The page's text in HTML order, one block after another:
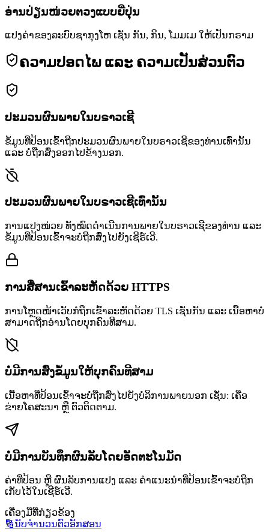
ອ່ານປ່ຽນໜ່ວຍຕວງແບບຍີ່ປຸ່ນ
ແປງຄ່າຂອງລະບົບຊາກຸງໂຫ ເຊັ່ນ ກັນ, ກິນ, ໂມມເມ ໃຫ້ເປັນກຣາມ
ຄວາມປອດໄພ ແລະ ຄວາມເປັນສ່ວນຕົວ
ປະມວນຜົນພາຍໃນບຣາວເຊີ
ຂໍ້ມູນທີ່ປ້ອນເຂົ້າຖືກປະມວນຜົນພາຍໃນບຣາວເຊີຂອງທ່ານເທົ່ານັ້ນ
ແລະ ບໍ່ຖືກສົ່ງອອກໄປຂ້າງນອກ.
ປະມວນຜົນພາຍໃນບຣາວເຊີເທົ່ານັ້ນ
ການແປງໜ່ວຍ ທັງໝົດດຳເນີນການພາຍໃນບຣາວເຊີຂອງທ່ານ ແລະ
ຂໍ້ມູນທີ່ປ້ອນເຂົ້າຈະບໍ່ຖືກສົ່ງໄປຍັງເຊີຣ໌ເວີ.
ການສື່ສານເຂົ້າລະຫັດດ້ວຍ HTTPS
ການໂຫຼດໜ້າເວັບກໍຖືກເຂົ້າລະຫັດດ້ວຍ TLS ເຊັ່ນກັນ ແລະ ເນື້ອຫາບໍ່
ສາມາດຖືກອ່ານໂດຍບຸກຄົນທີສາມ.
ບໍ່ມີການສົ່ງຂໍ້ມູນໃຫ້ບຸກຄົນທີສາມ
ເນື້ອຫາທີ່ປ້ອນເຂົ້າຈະບໍ່ຖືກສົ່ງໄປຍັງບໍລິການພາຍນອກ ເຊັ່ນ: ເຄືອ
ຂ່າຍໂຄສະນາ ຫຼື ຕົວຕິດຕາມ.
ບໍ່ມີການບັນທຶກຜົນລັບໂດຍອັດຕະໂນມັດ
ຄ່າທີ່ປ້ອນ ຫຼື ຜົນລັບການແປງ ແລະ ຄຳແນະນຳທີ່ປ້ອນເຂົ້າຈະບໍ່ຖືກ
ເກັບໄວ້ໃນເຊີຣ໌ເວີ.
ເຄື່ອງມືທີ່ກ່ຽວຂ້ອງ
🔢ນັບຈຳນວນຕົວອັກສອນ